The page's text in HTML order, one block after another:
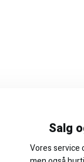
Salg
Vores service